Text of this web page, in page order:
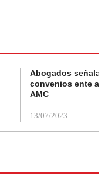
Abogados
convenios ente
AMC
13/07/2023